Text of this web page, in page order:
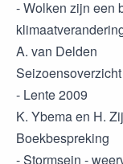
- Wolken zijn een
A. van Delden
Seizoensoverzicht
- Lente 2009
K. Ybema en H.
Boekbespreking
- Stormsein -